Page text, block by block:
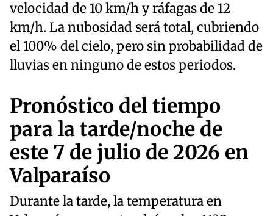
velocidad de 10 km/h y ráfagas de 12
km/h. La nubosidad será total, cubriendo
el 100% del cielo, pero sin probabilidad de
lluvias en ninguno de estos periodos.
Pronóstico del tiempo
para la tarde/noche de
este 7 de julio de 2026 en
Valparaíso
Durante la tarde, la temperatura en